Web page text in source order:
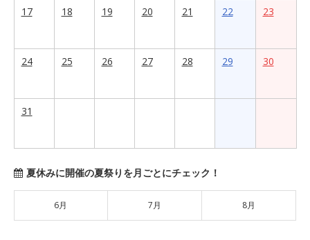
17
18 19 20 21 22 23
24 25 26 27 28 29 30
31
夏休みに開催の夏祭りを月ごとにチェック！
6月 7月 8月